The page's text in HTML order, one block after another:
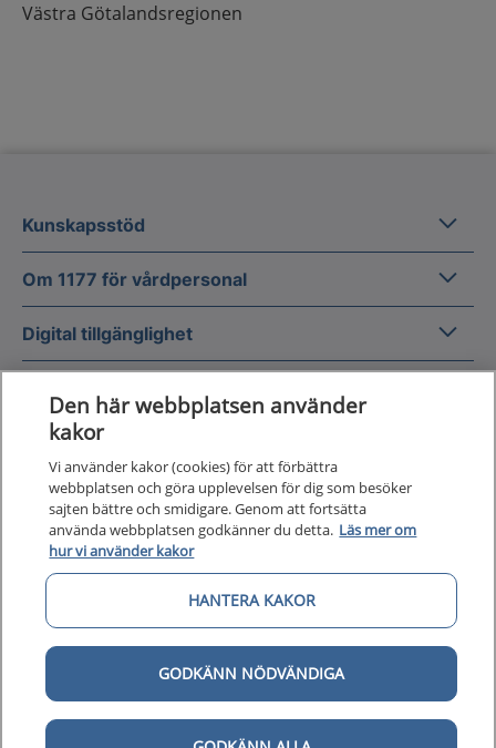
Västra Götalandsregionen
Kunskapsstöd
Om 1177 för vårdpersonal Om
Digital tillgänglighet Digital
Till startsidan för 1177 för
för vårdpersonal
1177 för vårdpersonal samlar information
och nationella kunskapsstöd och är en del av
Nationellt system för kunskapsstyrning
hälso- och sjukvård.
1177 för vårdpersonal drivs av Inera AB på
uppdrag av Sveriges regioner.
Den här webbplatsen använder
kakor
Vi använder kakor (cookies) för att förbättra
webbplatsen och göra upplevelsen för dig som besöker
sajten bättre och smidigare. Genom att fortsätta
använda webbplatsen godkänner du detta. Läs mer om
hur vi använder kakor
HANTERA KAKOR
GODKÄNN NÖDVÄNDIGA